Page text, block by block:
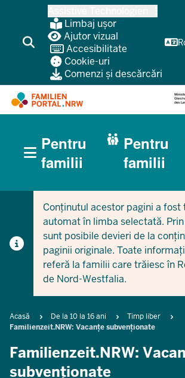
conținutul
principal
Limbaj ușor
Ajutor vizual
Accesibilitate
Cookie-uri
Comenzi și descărcări
CURRENT SECTION PENTRU FAMILII
CURRENT SECTION PENTRU
(BÜRGERBEREICH
MOBILE)
Pentru
familii
Pentru
familii
Conținutul acestor pagini a fost
automat în limba selectată.
sunt posibile devieri de la
paginii originale. Toate
referă la familii care trăiesc în
de Nord-Westfalia.
Breadcrumb
Acasă De la 10 la 16 ani
Timp liber
Familienzeit.NRW: Vacanțe subvenționate
Familienzeit.NRW:
subvenționate